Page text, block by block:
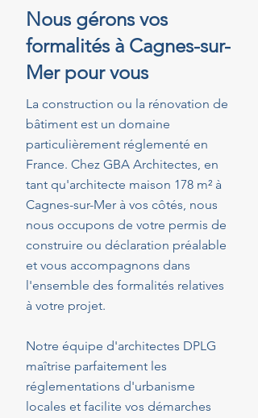
Nous gérons vos
formalités à Cagnes-sur-
Mer pour vous
La construction ou la rénovation de
bâtiment est un domaine
particulièrement réglementé en
France. Chez GBA Architectes, en
tant qu'architecte maison 178 m² à
Cagnes-sur-Mer à vos côtés, nous
nous occupons de votre permis de
construire ou déclaration préalable
et vous accompagnons dans
l'ensemble des formalités relatives
à votre projet.
Notre équipe d'architectes DPLG
maîtrise parfaitement les
réglementations d'urbanisme
locales et facilite vos démarches